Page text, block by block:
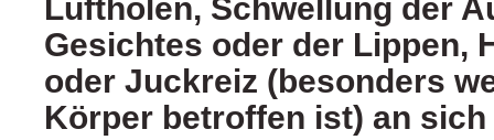
Luftholen, Schwellung der
Gesichtes oder der Lippen,
oder Juckreiz (besonders
Körper betroffen ist) an